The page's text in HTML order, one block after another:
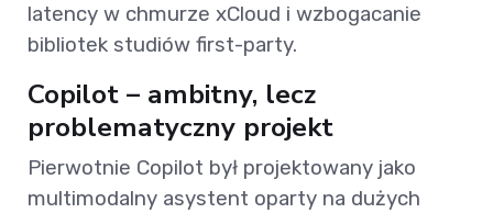
latency w chmurze xCloud i wzbogacanie
bibliotek studiów first-party.
Copilot – ambitny, lecz
problematyczny projekt
Pierwotnie Copilot był projektowany jako
multimodalny asystent oparty na dużych